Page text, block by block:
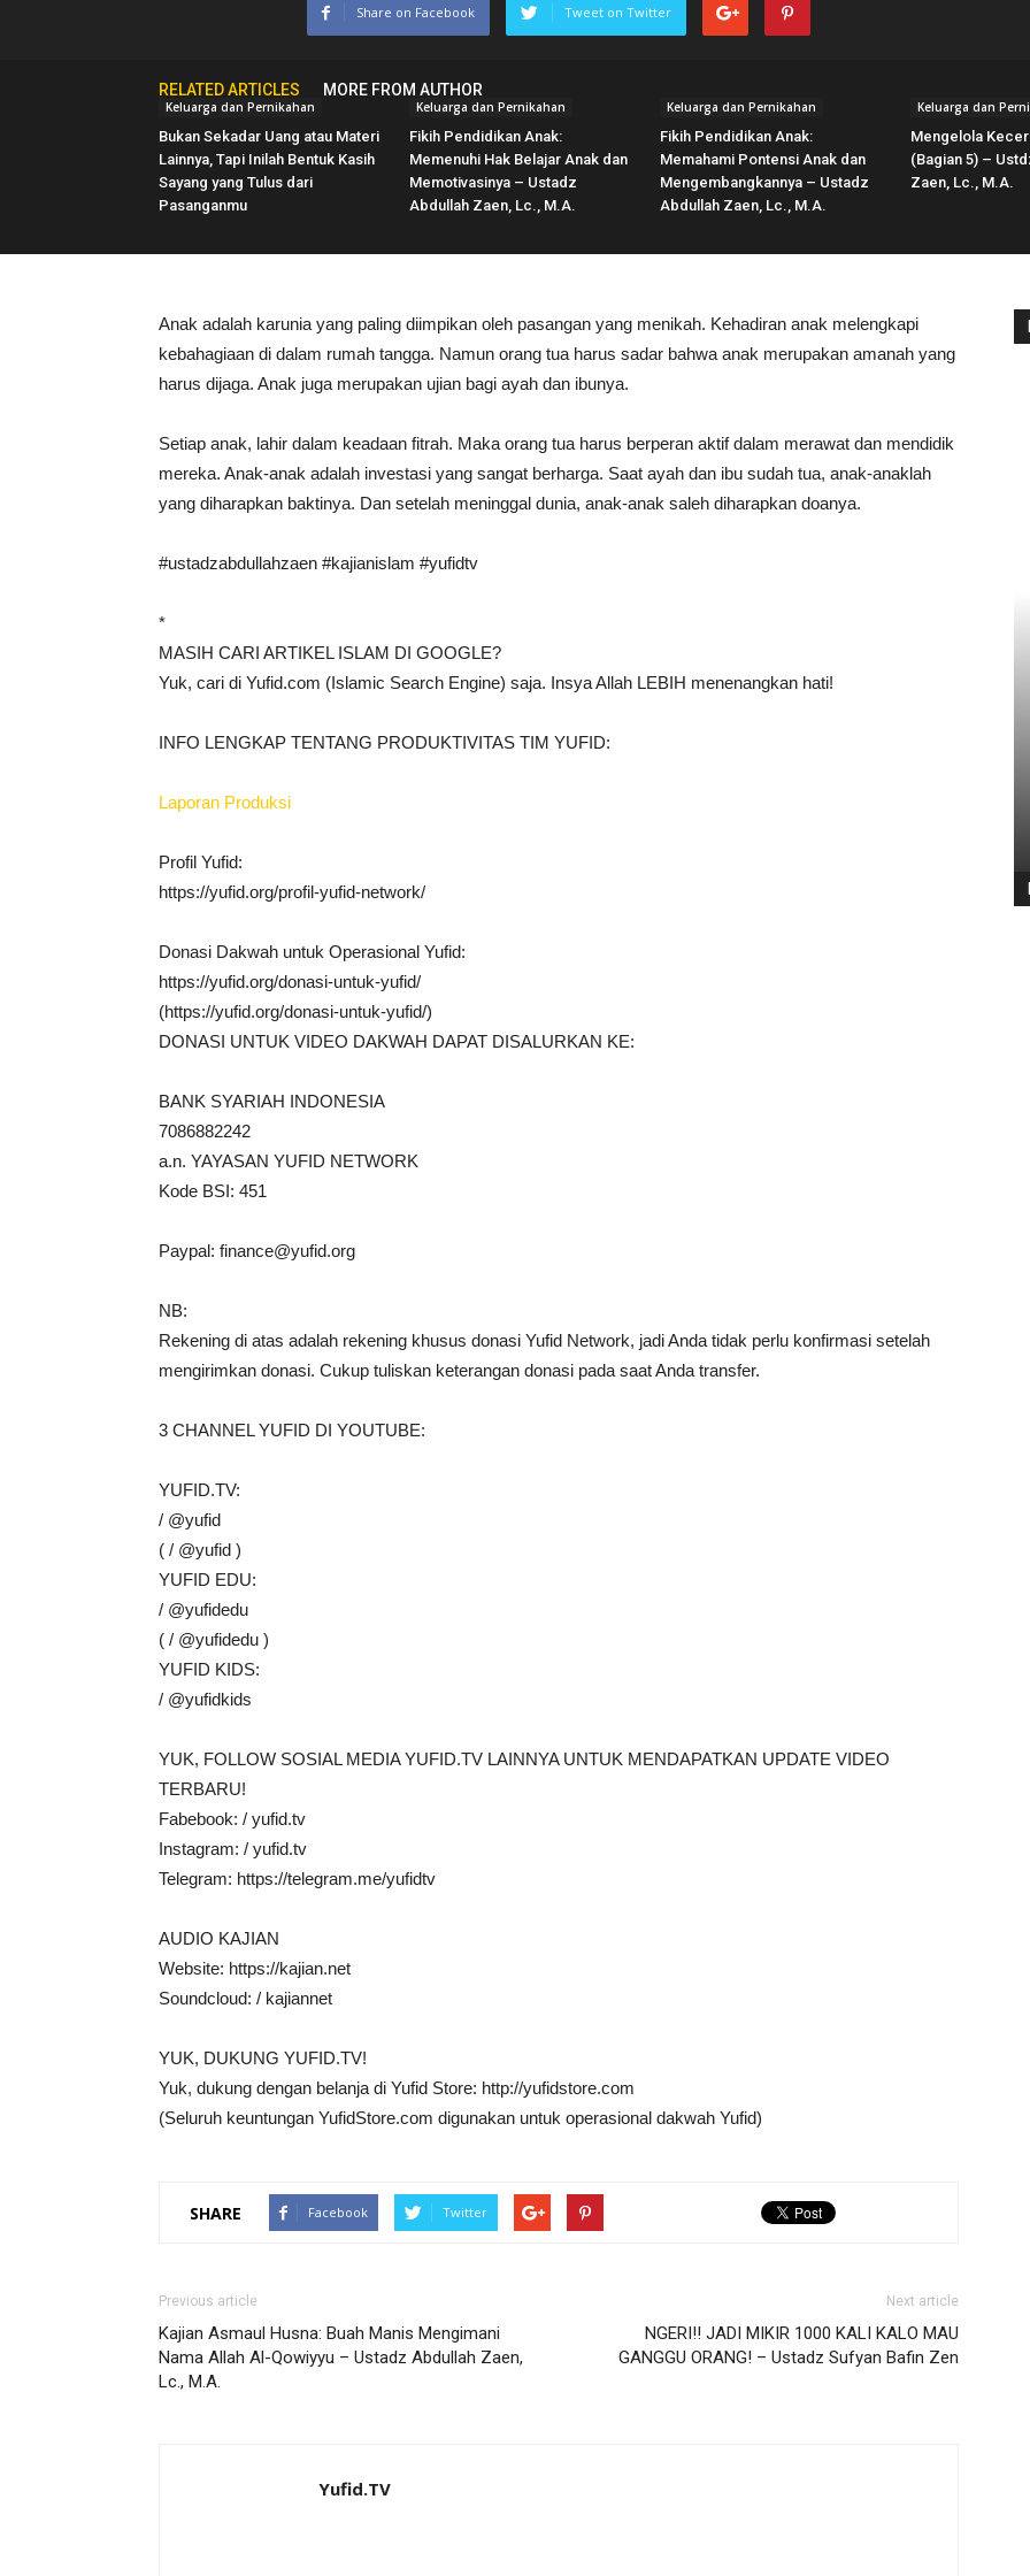
Share on Facebook Tweet on Twitter
RELATED ARTICLES MORE FROM AUTHOR
Keluarga dan Pernikahan
Bukan Sekadar Uang atau Materi
Lainnya, Tapi Inilah Bentuk Kasih
Sayang yang Tulus dari
Pasanganmu
Keluarga dan Pernikahan
Fikih Pendidikan Anak:
Memenuhi Hak Belajar Anak dan
Memotivasinya – Ustadz
Abdullah Zaen, Lc., M.A.
Keluarga dan Pernikahan
Fikih Pendidikan Anak:
Memahami Pontensi Anak dan
Mengembangkannya – Ustadz
Abdullah Zaen, Lc., M.A.
Keluarga dan
Mengelola
(Bagian 5) –
Zaen, Lc., M.A.
Anak adalah karunia yang paling diimpikan oleh pasangan yang menikah. Kehadiran anak melengkapi
kebahagiaan di dalam rumah tangga. Namun orang tua harus sadar bahwa anak merupakan amanah yang
harus dijaga. Anak juga merupakan ujian bagi ayah dan ibunya.
Setiap anak, lahir dalam keadaan fitrah. Maka orang tua harus berperan aktif dalam merawat dan mendidik
mereka. Anak-anak adalah investasi yang sangat berharga. Saat ayah dan ibu sudah tua, anak-anaklah
yang diharapkan baktinya. Dan setelah meninggal dunia, anak-anak saleh diharapkan doanya.
#ustadzabdullahzaen #kajianislam #yufidtv
*
MASIH CARI ARTIKEL ISLAM DI GOOGLE?
Yuk, cari di Yufid.com (Islamic Search Engine) saja. Insya Allah LEBIH menenangkan hati!
INFO LENGKAP TENTANG PRODUKTIVITAS TIM YUFID:
Laporan Produksi
Profil Yufid:
https://yufid.org/profil-yufid-network/
Donasi Dakwah untuk Operasional Yufid:
https://yufid.org/donasi-untuk-yufid/
(https://yufid.org/donasi-untuk-yufid/)
DONASI UNTUK VIDEO DAKWAH DAPAT DISALURKAN KE:
BANK SYARIAH INDONESIA
7086882242
a.n. YAYASAN YUFID NETWORK
Kode BSI: 451
Paypal: finance@yufid.org
NB:
Rekening di atas adalah rekening khusus donasi Yufid Network, jadi Anda tidak perlu konfirmasi setelah
mengirimkan donasi. Cukup tuliskan keterangan donasi pada saat Anda transfer.
3 CHANNEL YUFID DI YOUTUBE:
YUFID.TV:
/ @yufid
( / @yufid )
YUFID EDU:
/ @yufidedu
( / @yufidedu )
YUFID KIDS:
/ @yufidkids
YUK, FOLLOW SOSIAL MEDIA YUFID.TV LAINNYA UNTUK MENDAPATKAN UPDATE VIDEO
TERBARU!
Fabebook: / yufid.tv
Instagram: / yufid.tv
Telegram: https://telegram.me/yufidtv
AUDIO KAJIAN
Website: https://kajian.net
Soundcloud: / kajiannet
YUK, DUKUNG YUFID.TV!
Yuk, dukung dengan belanja di Yufid Store: http://yufidstore.com
(Seluruh keuntungan YufidStore.com digunakan untuk operasional dakwah Yufid)
SHARE Facebook Twitter
Previous article
Kajian Asmaul Husna: Buah Manis Mengimani
Nama Allah Al-Qowiyyu – Ustadz Abdullah Zaen,
Lc., M.A.
Next article
NGERI!! JADI MIKIR 1000 KALI KALO MAU
GANGGU ORANG! – Ustadz Sufyan Bafin Zen
Yufid.TV